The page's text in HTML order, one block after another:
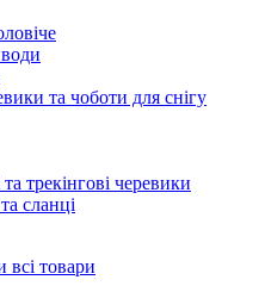
та чоботи для снігу
трекінгові черевики
сланці